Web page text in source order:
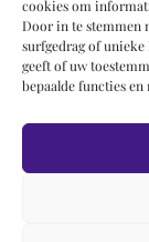
cookies om
Door in te stemmen
surfgedrag of unieke
geeft of uw
bepaalde functies